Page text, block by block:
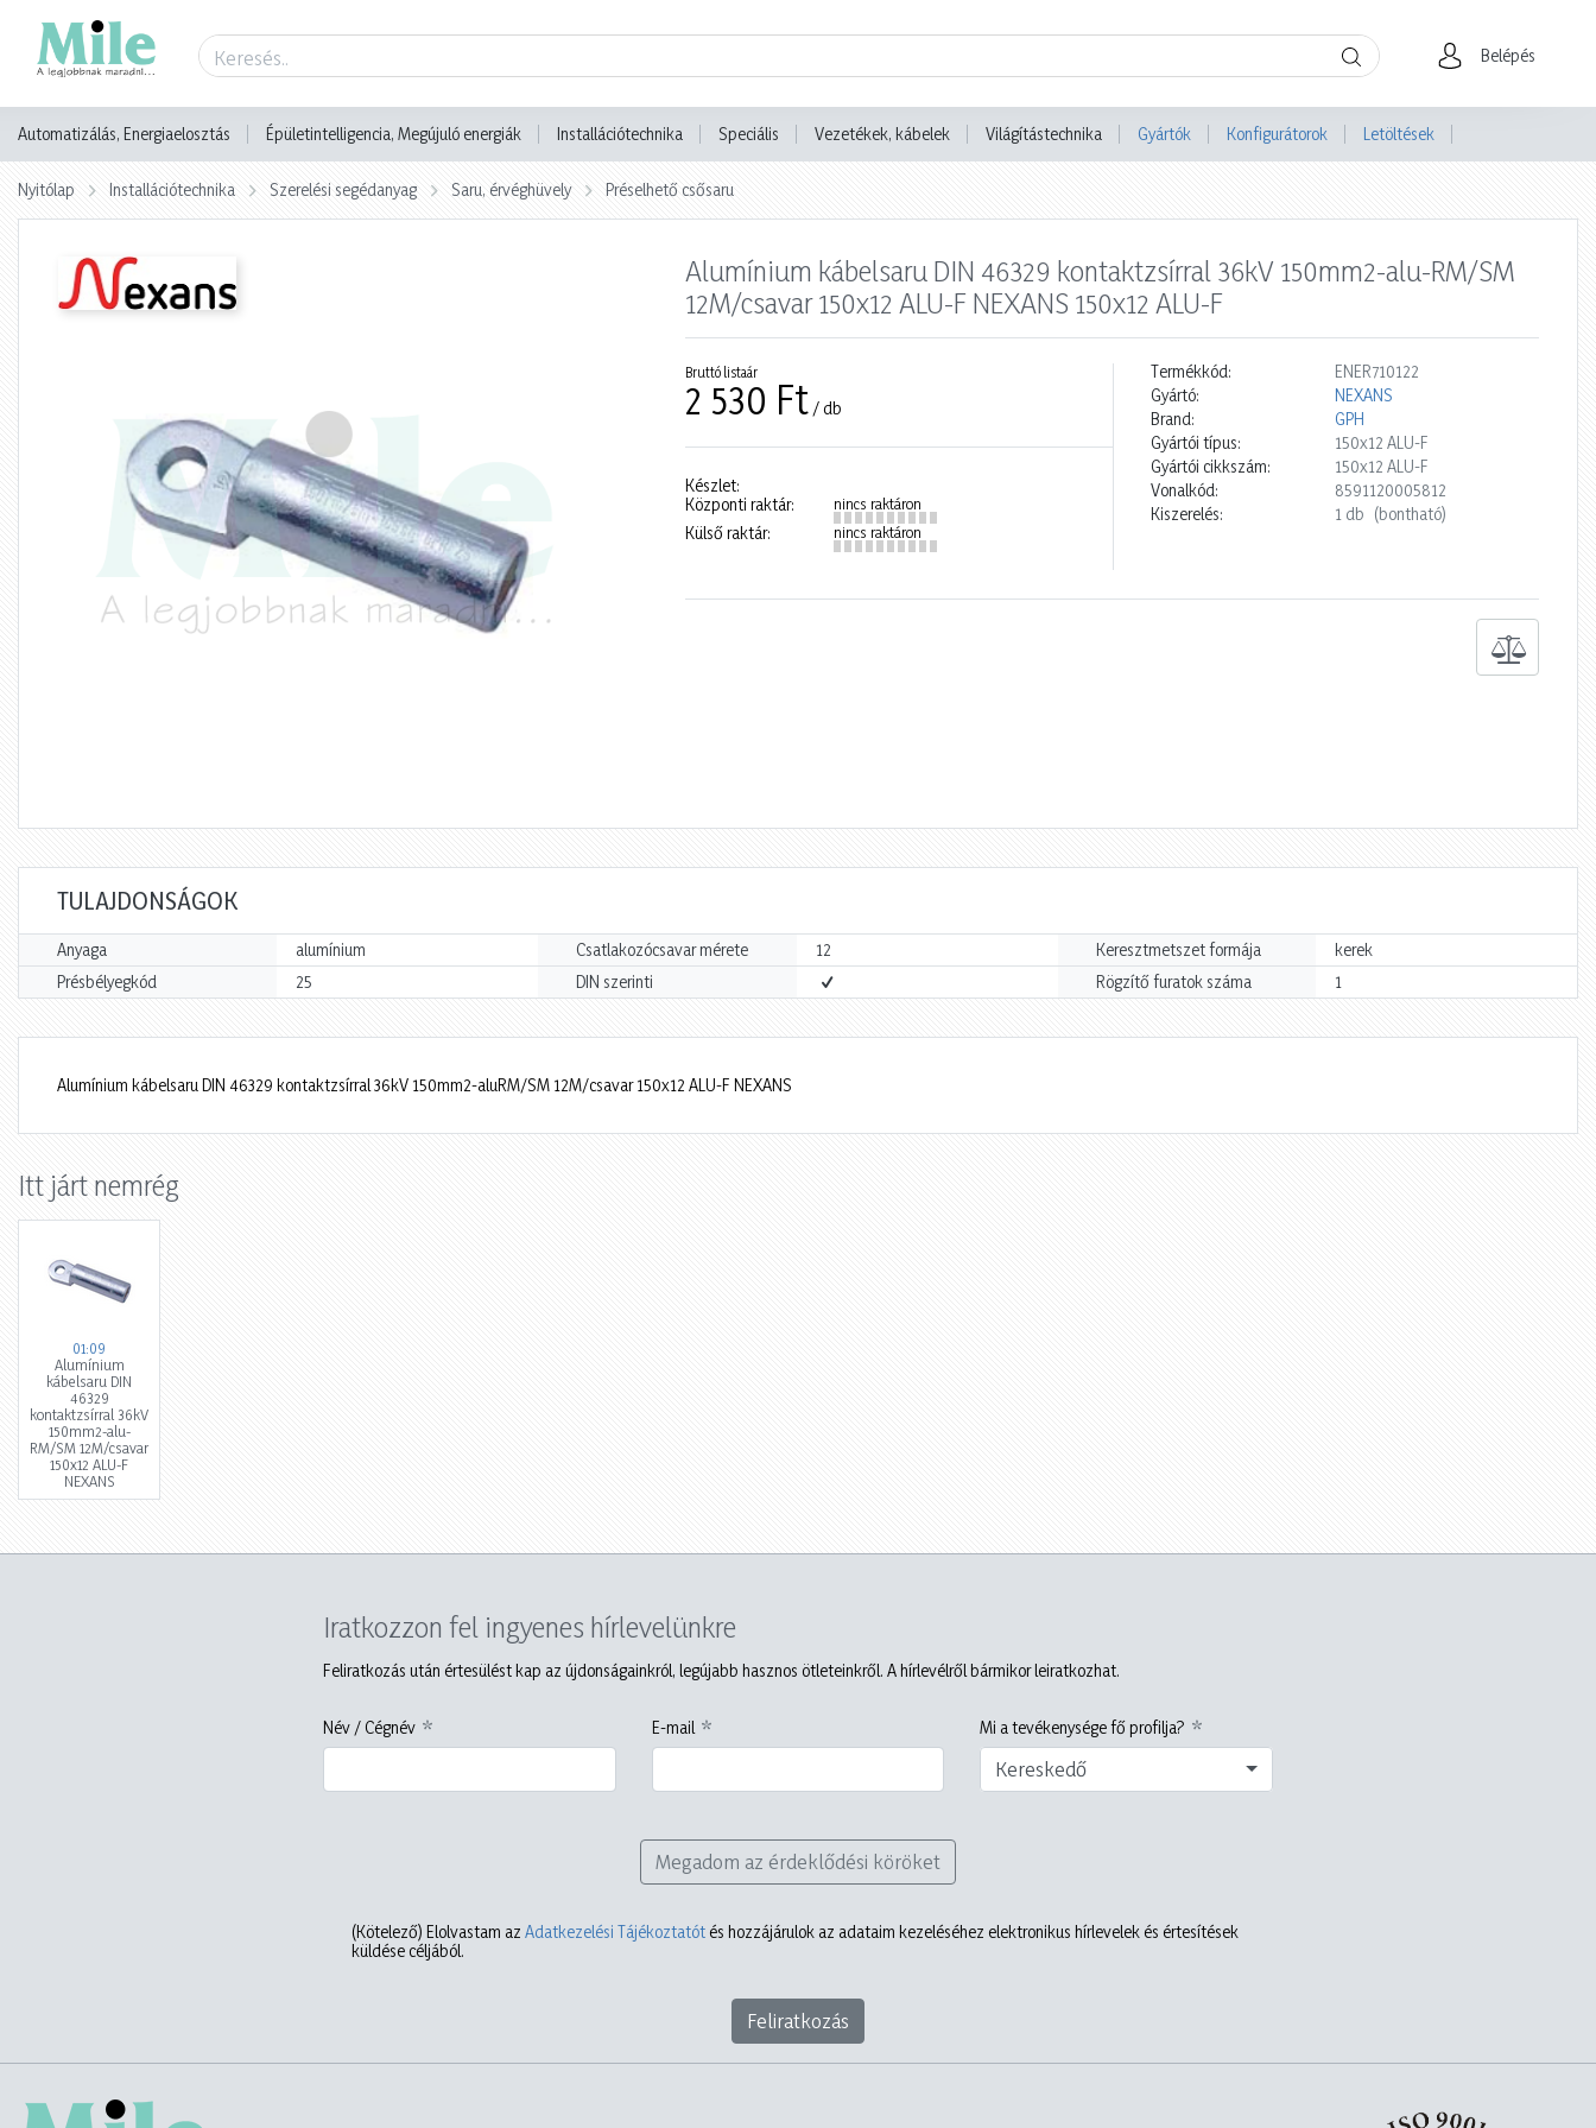
Belépés
Automatizálás, Energiaelosztás Épületintelligencia, Megújuló energiák Installációtechnika Speciális Vezetékek, kábelek Világítástechnika Gyártók Konfigurátorok Letöltések
Nyitólap Installációtechnika Szerelési segédanyag Saru, érvéghüvely Préselhető csősaru
Alumínium kábelsaru DIN 46329 kontaktzsírral 36kV 150mm2-alu-RM/SM
12M/csavar 150x12 ALU-F NEXANS 150x12 ALU-F
Bruttó listaár
2 530 Ft / db
Készlet:
Központi raktár:
nincs raktáron
Külső raktár: nincs raktáron
Termékkód:
ENER710122
Gyártó:
NEXANS
Brand:
GPH
Gyártói típus:
150x12 ALU-F
Gyártói cikkszám:
150x12 ALU-F
Vonalkód:
8591120005812
Kiszerelés:
1 db (bontható)
TULAJDONSÁGOK
Anyaga alumínium Csatlakozócsavar mérete 12 Keresztmetszet formája
kerek
Présbélyegkód
25 DIN szerinti Rögzítő furatok száma 1
Alumínium kábelsaru DIN 46329 kontaktzsírral 36kV 150mm2-aluRM/SM 12M/csavar 150x12 ALU-F NEXANS
Itt járt nemrég
01:09
Alumínium
kábelsaru DIN
46329
kontaktzsírral 36kV
150mm2-alu-
RM/SM 12M/csavar
150x12 ALU-F
NEXANS
Iratkozzon fel ingyenes hírlevelünkre
Feliratkozás után értesülést kap az újdonságainkról, legújabb hasznos ötleteinkről. A hírlevélről bármikor leiratkozhat.
Név / Cégnév E-mail Mi a tevékenysége fő profilja?
Kereskedő
Megadom az érdeklődési köröket
(Kötelező) Elolvastam az Adatkezelési Tájékoztatót és hozzájárulok az adataim kezeléséhez elektronikus hírlevelek és értesítések
küldése céljából.
Feliratkozás
Termék adatlap